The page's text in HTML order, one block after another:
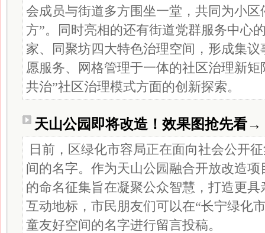
会成员与街道多方围坐一堂，共同为小区
方”。同时亮相的还有街道党群服务中心
家、同聚坊四大特色治理空间，形成集
愿服务、网格管理于一体的社区治理新
共治”社区治理模式方面的创新探索。
天山公园即将改造！效果图抢先看→
日前，区绿化市容局正在面向社会公开
间的名字。作为天山公园融合开放改造
的命名征集旨在凝聚公众智慧，打造更
互动地标，市民朋友们可以在“长宁绿化
童友好空间的名字进行留言投稿。